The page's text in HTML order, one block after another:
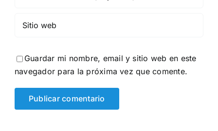
Guardar mi nombre, email y sitio web en este
navegador para la próxima vez que comente.